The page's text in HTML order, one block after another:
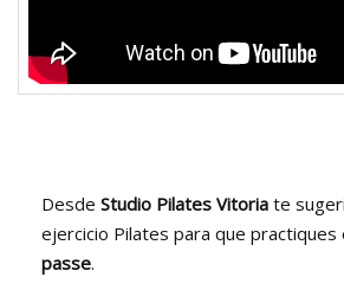
Desde Studio Pilates Vitoria te
ejercicio Pilates para que practiques
passe.